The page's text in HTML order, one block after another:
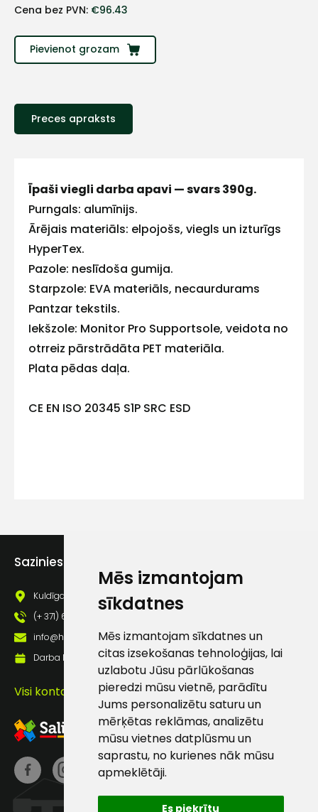
Mēs izmantojam
sīkdatnes
Mēs izmantojam sīkdatnes un
citas izsekošanas tehnoloģijas, lai
uzlabotu Jūsu pārlūkošanas
pieredzi mūsu vietnē, parādītu
Jums personalizētu saturu un
mērķētas reklāmas, analizētu
mūsu vietnes datplūsmu un
saprastu, no kurienes nāk mūsu
apmeklētāji.
Es piekrītu
Cena bez PVN: €96.43
Pievienot grozam
Preces apraksts
Īpaši viegli darba apavi — svars 390g.
Purngals: alumīnijs.
Ārējais materiāls: elpojošs, viegls un izturīgs
HyperTex.
Pazole: neslīdoša gumija.
Starpzole: EVA materiāls, necaurdurams
Pantzar tekstils.
Iekšzole: Monitor Pro Supportsole, veidota no
otrreiz pārstrādāta PET materiāla.
Plata pēdas daļa.
CE EN ISO 20345 S1P SRC ESD
Sazinies ar mums
Kuldīgas iela 69a, Saldus, Saldus nov., LV - 3801
(+ 371) 63 881 186
info@hards.lv
Darba laiks: Darbadienās: 8:00 - 17:00
Visi kontakti
Kontakttālrunis
Ziņojums
Sūtīt ziņojumu
Klientu
atbalsts
Darbdienās:
8:00 – 17:00
(+371) 63 881
info@hards.lv